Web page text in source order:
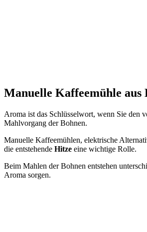
Manuelle Kaffeemühle aus
Aroma ist das Schlüsselwort, wenn Sie den
Mahlvorgang der Bohnen.
Manuelle Kaffeemühlen, elektrische
die entstehende Hitze eine wichtige Rolle.
Beim Mahlen der Bohnen entstehen
Aroma sorgen.